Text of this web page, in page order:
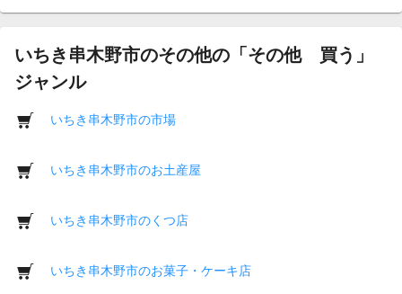
いちき串木野市のその他の「その他 買う」
ジャンル
いちき串木野市の市場
いちき串木野市のお土産屋
いちき串木野市のくつ店
いちき串木野市のお菓子・ケーキ店